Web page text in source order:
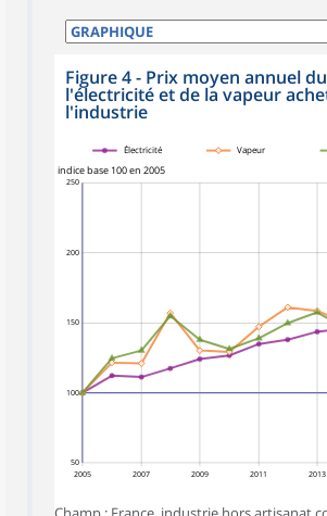
Figure 4 - Prix moyen annuel
l'électricité et de la vapeur
l'industrie
100
150
200
250
50
indice base 100 en 2005
2005 2007 2009 2011 2013
Électricité Vapeur